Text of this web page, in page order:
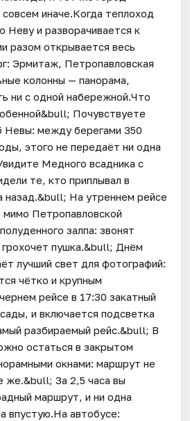
иначе.Когда теплоход
Неву и разворачивается к
разом открывается весь
Эрмитаж, Петропавловская
колонны — панорама,
ни с одной набережной.Что
Почувствуете
Невы: между берегами 350
этого не передаёт ни одна
Медного всадника с
те, кто приплывал в
назад.&bull; На утреннем рейсе
Петропавловской
залпа: звонят
пушка.&bull; Днём
лучший свет для фотографий:
чётко и крупным
рейсе в 17:30 закатный
и включается подсветка
разбираемый рейс.&bull; В
остаться в закрытом
окнами: маршрут не
же.&bull; За 2,5 часа вы
маршрут, и ни одна
впустую.На автобусе: